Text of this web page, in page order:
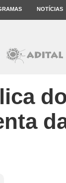
NOTÍCIAS